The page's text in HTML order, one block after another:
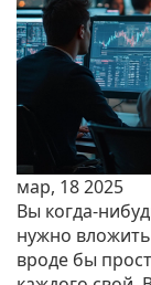
мар, 18 2025
Вы когда-
нужно
вроде бы